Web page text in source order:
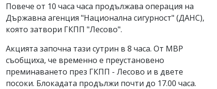
Повече от 10 часа часа продължава операция на
Държавна агенция "Национална сигурност" (ДАНС),
която затвори ГКПП "Лесово".
Акцията започна тази сутрин в 8 часа. От МВР
съобщиха, че временно е преустановено
преминаването през ГКПП - Лесово и в двете
посоки. Блокадата продължи почти до 17.00 часа.